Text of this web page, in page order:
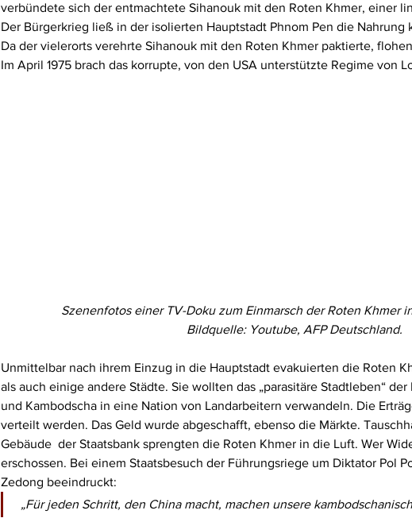
verbündete sich der entmachtete Sihanouk mit den Roten Khmer, einer
Der Bürgerkrieg ließ in der isolierten Hauptstadt Phnom Pen die Nahrung
Da der vielerorts verehrte Sihanouk mit den Roten Khmer paktierte,
Im April 1975 brach das korrupte, von den USA unterstützte Regime von
Szenenfotos einer TV-Doku zum Einmarsch der Roten Khmer
Bildquelle: Youtube, AFP Deutschland.
Unmittelbar nach ihrem Einzug in die Hauptstadt evakuierten die Roten
als auch einige andere Städte. Sie wollten das „parasitäre Stadtleben“
und Kambodscha in eine Nation von Landarbeitern verwandeln. Die
verteilt werden. Das Geld wurde abgeschafft, ebenso die Märkte.
Gebäude  der Staatsbank sprengten die Roten Khmer in die Luft. Wer
erschossen. Bei einem Staatsbesuch der Führungsriege um Diktator Pol
Zedong beeindruckt:
„Für jeden Schritt, den China macht, machen unsere